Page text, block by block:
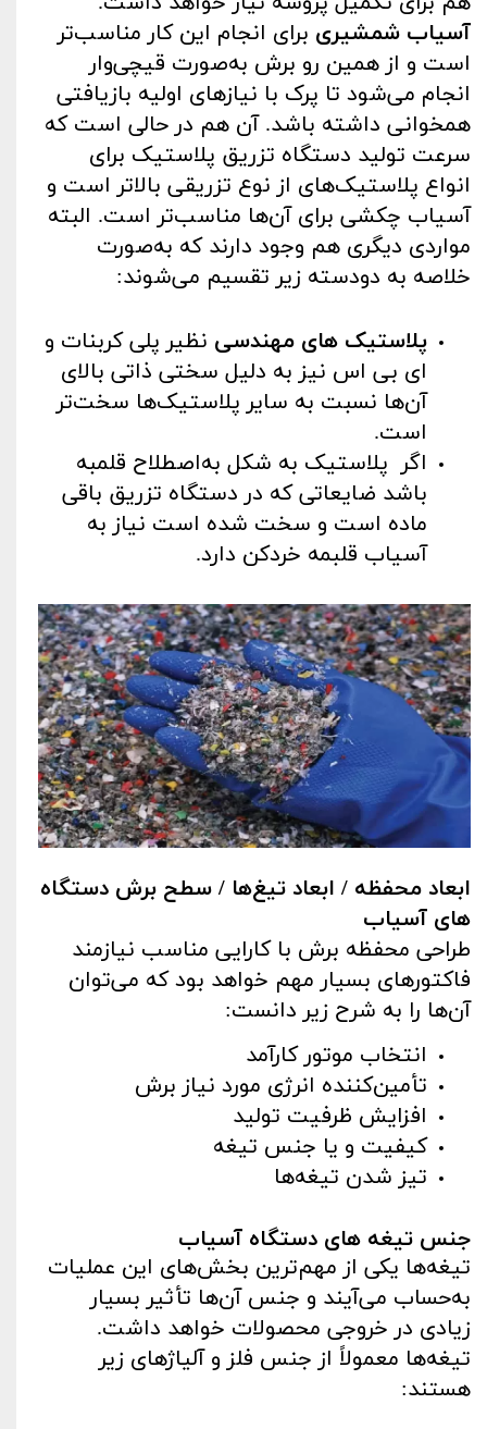
آسیاب شمشیری برای انجام این کار مناسب‌تر
است و از همین رو برش به‌صورت قیچی‌وار
انجام می‌شود تا پرک با نیازهای اولیه بازیافتی
همخوانی داشته باشد. آن ‌هم در حالی است که
سرعت تولید دستگاه تزریق پلاستیک برای
انواع پلاستیک‌های از نوع تزریقی بالاتر است و
آسیاب چکشی برای آن‌ها مناسب‌تر است. البته
مواردی دیگری هم وجود دارند که به‌صورت
خلاصه به دودسته زیر تقسیم می‌شوند:
پلاستیک های مهندسی نظیر پلی کربنات و
ای بی اس نیز به دلیل سختی ذاتی بالای
آن‌ها نسبت به سایر پلاستیک‌ها سخت‌تر
است.
اگر پلاستیک به شکل به‌اصطلاح قلمبه
باشد ضایعاتی که در دستگاه تزریق باقی
ماده است و سخت شده است نیاز به
آسیاب قلبمه خردکن دارد.
ابعاد محفظه / ابعاد تیغ‌ها / سطح برش دستگاه
های آسیاب
طراحی محفظه برش با کارایی مناسب نیازمند
فاکتورهای بسیار مهم خواهد بود که می‌توان
آن‌ها را به شرح زیر دانست:
انتخاب موتور کارآمد
تأمین‌کننده انرژی مورد نیاز برش
افزایش ظرفیت تولید
کیفیت و یا جنس تیغه
تیز شدن تیغه‌ها
جنس تیغه های دستگاه آسیاب
تیغه‌ها یکی از مهم‌ترین بخش‌های این عملیات
به‌حساب می‌آیند و جنس آن‌ها تأثیر بسیار
زیادی در خروجی محصولات خواهد داشت.
تیغه‌ها معمولاً از جنس فلز و آلیاژهای زیر
هستند: